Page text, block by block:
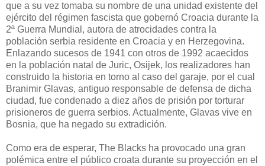
que a su vez tomaba su nombre de una unidad existente del
ejército del régimen fascista que gobernó Croacia durante la
2ª Guerra Mundial, autora de atrocidades contra la
población serbia residente en Croacia y en Herzegovina.
Enlazando sucesos de 1941 con otros de 1992 acaecidos
en la población natal de Juric, Osijek, los realizadores han
construido la historia en torno al caso del garaje, por el cual
Branimir Glavas, antiguo responsable de defensa de dicha
ciudad, fue condenado a diez años de prisión por torturar
prisioneros de guerra serbios. Actualmente, Glavas vive en
Bosnia, que ha negado su extradición.
Como era de esperar, The Blacks ha provocado una gran
polémica entre el público croata durante su proyección en el